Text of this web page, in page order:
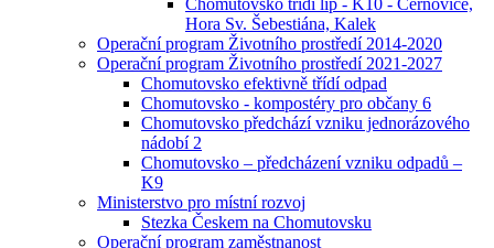
Chomutovsko třídí líp - K10 - Černovice,
Hora Sv. Šebestiána, Kalek
Operační program Životního prostředí 2014-2020
Operační program Životního prostředí 2021-2027
Chomutovsko efektivně třídí odpad
Chomutovsko - kompostéry pro občany 6
Chomutovsko předchází vzniku jednorázového
nádobí 2
Chomutovsko – předcházení vzniku odpadů –
K9
Ministerstvo pro místní rozvoj
Stezka Českem na Chomutovsku
Operační program zaměstnanost